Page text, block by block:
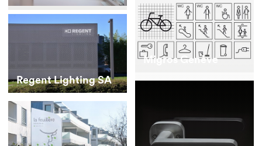
Migros Genève
Regent Lighting SA